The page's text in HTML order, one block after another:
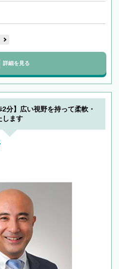
詳細を見る
2分】広い視野を持って柔軟・
します